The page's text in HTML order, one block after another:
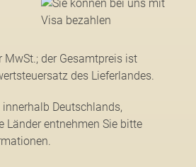
der Gesamtpreis ist
des Lieferlandes.
Deutschlands,
Länder entnehmen Sie bitte
.